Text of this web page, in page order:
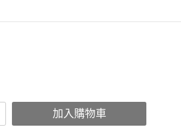
加入購物車